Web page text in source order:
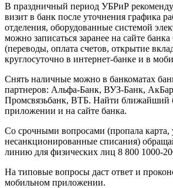
В праздничный период УБРиР
визит в банк после уточнения графика
отделения, оборудованные системой
можно записаться заранее на сайте
(переводы, оплата счетов, открытие
круглосуточно в интернет-банке и в
Снять наличные можно в банкоматах
партнеров: Альфа-Банк, ВУЗ-Банк,
Промсвязьбанк, ВТБ. Найти ближайший
приложении и на сайте банка.
Со срочными вопросами (пропала карта,
несанкционированные списания)
линию для физических лиц 8 800 1000-
На типовые вопросы даст ответ и
мобильном приложении.